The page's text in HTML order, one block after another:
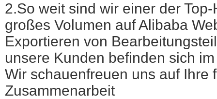
2.So weit sind wir einer der
großes Volumen auf Alibaba
Exportieren von
unsere Kunden befinden sich
Wir schauenfreuen uns auf Ihre
Zusammenarbeit